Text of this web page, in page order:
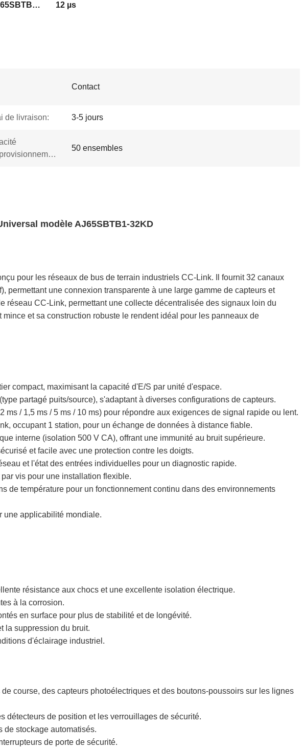
Module d'alimentation AJ65SBTB1-32KD 0 12 µs
Contact
de livraison: 3-5 jours
d'approvisionnement:
50 ensembles
modèle AJ65SBTB1-32KD
pour les réseaux de bus de terrain industriels CC-Link. Il fournit 32 canaux
une connexion transparente à une large gamme de capteurs et
CC-Link, permettant une collecte décentralisée des signaux loin du
et sa construction robuste le rendent idéal pour les panneaux de
compact, maximisant la capacité d'E/S par unité d'espace.
partagé puits/source), s'adaptant à diverses configurations de capteurs.
/ 1,5 ms / 5 ms / 10 ms) pour répondre aux exigences de signal rapide ou lent.
occupant 1 station, pour un échange de données à distance fiable.
interne (isolation 500 V CA), offrant une immunité au bruit supérieure.
et facile avec une protection contre les doigts.
et l'état des entrées individuelles pour un diagnostic rapide.
vis pour une installation flexible.
de température pour un fonctionnement continu dans des environnements
une applicabilité mondiale.
résistance aux chocs et une excellente isolation électrique.
à la corrosion.
en surface pour plus de stabilité et de longévité.
la suppression du bruit.
d'éclairage industriel.
course, des capteurs photoélectriques et des boutons-poussoirs sur les lignes
détecteurs de position et les verrouillages de sécurité.
de stockage automatisés.
de porte de sécurité.